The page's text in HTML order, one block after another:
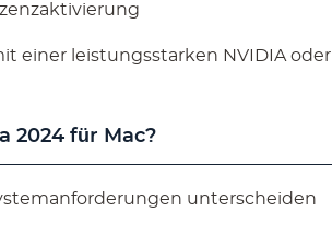
einer leistungsstarken NVIDIA oder
2024 für Mac?
unterscheiden